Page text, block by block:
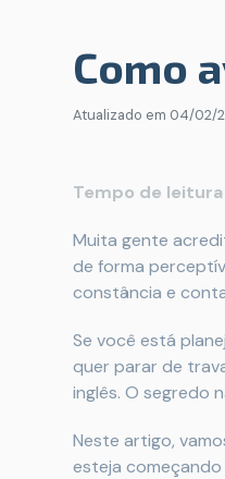
Como
Atualizado em 04/02/
Tempo de
Muita gente
de forma
constância e
Se você está
quer parar de
inglês. O segredo
Neste artigo,
esteja